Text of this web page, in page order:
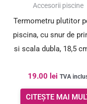
Accesorii piscine
Termometru plutitor
piscina, cu snur de
si scala dubla, 18,5
19.00 lei TVA
CITEȘTE MAI